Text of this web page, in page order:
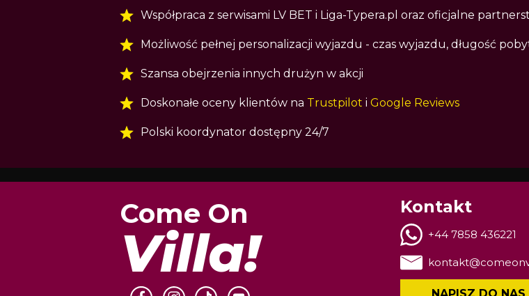
Współpraca z serwisami LV BET i Liga-Typera.pl oraz oficjalne
Możliwość pełnej personalizacji wyjazdu - czas wyjazdu, długość
Szansa obejrzenia innych drużyn w akcji
Doskonałe oceny klientów na Trustpilot i Google Reviews
Polski koordynator dostępny 24/7
Come On
Villa!
Kontakt
+44 7858 436221